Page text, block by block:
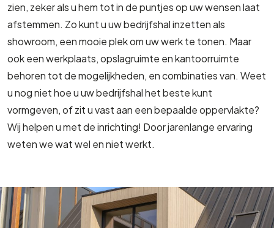
zien, zeker als u hem tot in de puntjes op uw wensen laat
afstemmen. Zo kunt u uw bedrijfshal inzetten als
showroom, een mooie plek om uw werk te tonen. Maar
ook een werkplaats, opslagruimte en kantoorruimte
behoren tot de mogelijkheden, en combinaties van. Weet
u nog niet hoe u uw bedrijfshal het beste kunt
vormgeven, of zit u vast aan een bepaalde oppervlakte?
Wij helpen u met de inrichting! Door jarenlange ervaring
weten we wat wel en niet werkt.